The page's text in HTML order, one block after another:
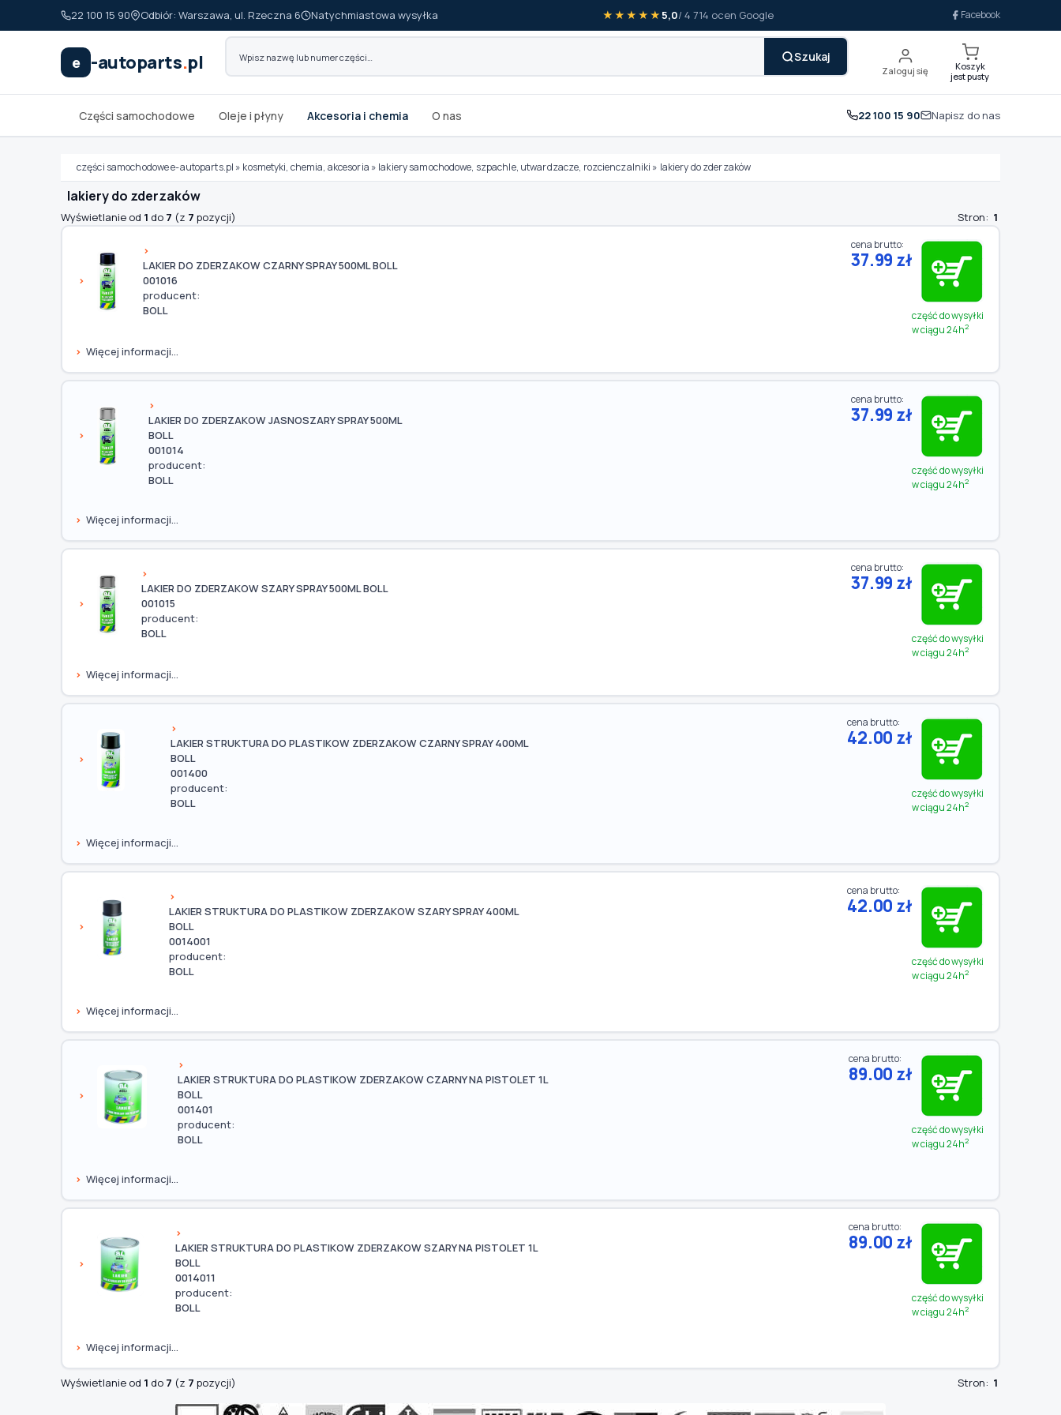
22 100 15 90 Odbiór: Warszawa, ul. Rzeczna 6 Natychmiastowa wysyłka ★★★★★5,0/ 4 714 ocen Google Facebook
e -autoparts.pl Szukaj
Zaloguj się
Koszyk
jest pusty
Części samochodowe Oleje i płyny Akcesoria i chemia O nas 22 100 15 90 Napisz do nas
Wybierz swój pojazd
MARKA
Szukaj pasujących części
części samochodowe e-autoparts.pl » kosmetyki, chemia, akcesoria » lakiery samochodowe, szpachle, utwardzacze, rozcienczalniki » lakiery do zderzaków
lakiery do zderzaków
Wyświetlanie od 1 do 7 (z 7 pozycji) Stron: 1
LAKIER DO ZDERZAKOW CZARNY SPRAY 500ML BOLL
001016
producent:
BOLL
cena brutto:
37.99 zł
część do wysyłki
w ciągu 24h2
Więcej informacji...
LAKIER DO ZDERZAKOW JASNOSZARY SPRAY 500ML
BOLL
001014
producent:
BOLL
cena brutto:
37.99 zł
część do wysyłki
w ciągu 24h2
Więcej informacji...
LAKIER DO ZDERZAKOW SZARY SPRAY 500ML BOLL
001015
producent:
BOLL
cena brutto:
37.99 zł
część do wysyłki
w ciągu 24h2
Więcej informacji...
LAKIER STRUKTURA DO PLASTIKOW ZDERZAKOW CZARNY SPRAY 400ML
BOLL
001400
producent:
BOLL
cena brutto:
42.00 zł
część do wysyłki
w ciągu 24h2
Więcej informacji...
LAKIER STRUKTURA DO PLASTIKOW ZDERZAKOW SZARY SPRAY 400ML
BOLL
0014001
producent:
BOLL
cena brutto:
42.00 zł
część do wysyłki
w ciągu 24h2
Więcej informacji...
LAKIER STRUKTURA DO PLASTIKOW ZDERZAKOW CZARNY NA PISTOLET 1L
BOLL
001401
producent:
BOLL
cena brutto:
89.00 zł
część do wysyłki
w ciągu 24h2
Więcej informacji...
LAKIER STRUKTURA DO PLASTIKOW ZDERZAKOW SZARY NA PISTOLET 1L
BOLL
0014011
producent:
BOLL
cena brutto:
89.00 zł
część do wysyłki
w ciągu 24h2
Więcej informacji...
Wyświetlanie od 1 do 7 (z 7 pozycji) Stron: 1